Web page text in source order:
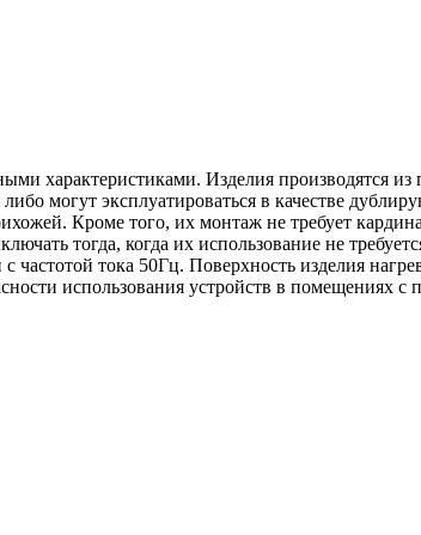
характеристиками. Изделия производятся
могут эксплуатироваться в качестве
Кроме того, их монтаж не требует
тогда, когда их использование не
тока 50Гц. Поверхность изделия
использования устройств в помещениях